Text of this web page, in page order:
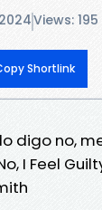
Views: 195
Shortlink
digo no,
I Feel